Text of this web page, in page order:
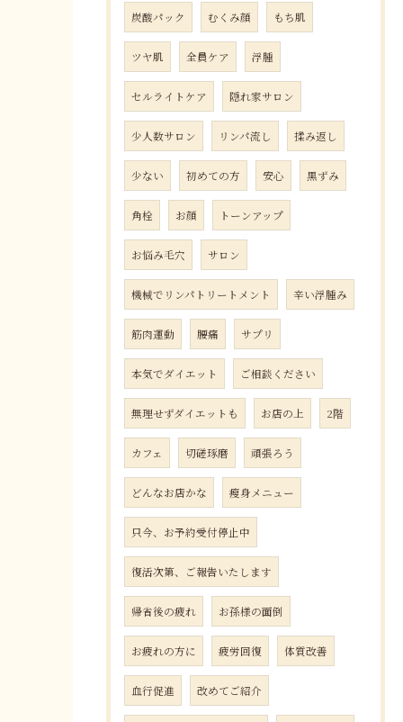
炭酸パック むくみ顔 もち肌
ツヤ肌 全員ケア 浮腫
セルライトケア 隠れ家サロン
少人数サロン リンパ流し 揉み返し
少ない 初めての方 安心 黒ずみ
角栓 お顔 トーンアップ
お悩み毛穴 サロン
機械でリンパトリートメント 辛い浮腫み
筋肉運動 腰痛 サプリ
本気でダイエット ご相談ください
無理せずダイエットも お店の上 2階
カフェ 切磋琢磨 頑張ろう
どんなお店かな 瘦身メニュー
只今、お予約受付停止中
復活次第、ご報告いたします
帰省後の疲れ お孫様の面倒
お疲れの方に 疲労回復 体質改善
血行促進 改めてご紹介